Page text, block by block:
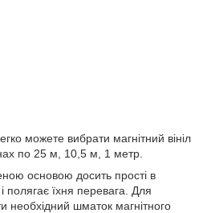
можете вибрати магнітний вініл
по 25 м, 10,5 м, 1 метр.
основою досить прості в
полягає їхня перевага. Для
необхідний шматок магнітного